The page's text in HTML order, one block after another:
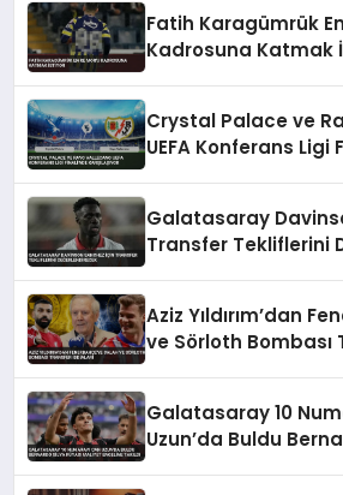
Fatih Karagümrük
Kadrosuna Katmak
Crystal Palace ve
UEFA Konferans Ligi
Galatasaray
Transfer Tekliflerini
Aziz Yıldırım’dan
ve Sörloth Bombası
Galatasaray 10
Uzun’da Buldu